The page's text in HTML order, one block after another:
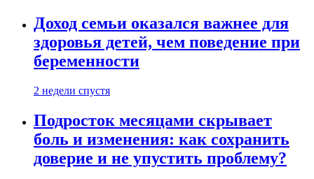
Доход семьи оказался важнее для
здоровья детей, чем поведение при
беременности
2 недели спустя
Подросток месяцами скрывает
боль и изменения: как сохранить
доверие и не упустить проблему?